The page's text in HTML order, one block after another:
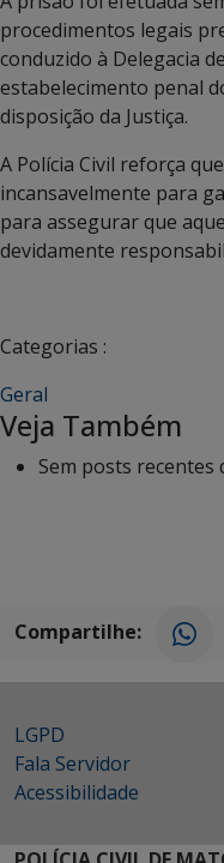
procedimentos legais
conduzido à Delegacia
estabelecimento penal
disposição da Justiça.
A Polícia Civil reforça
incansavelmente para
para assegurar que
devidamente
Categorias :
Geral
Veja Também
Sem posts recentes
Compartilhe:
LGPD
Fala Servidor
Acessibilidade